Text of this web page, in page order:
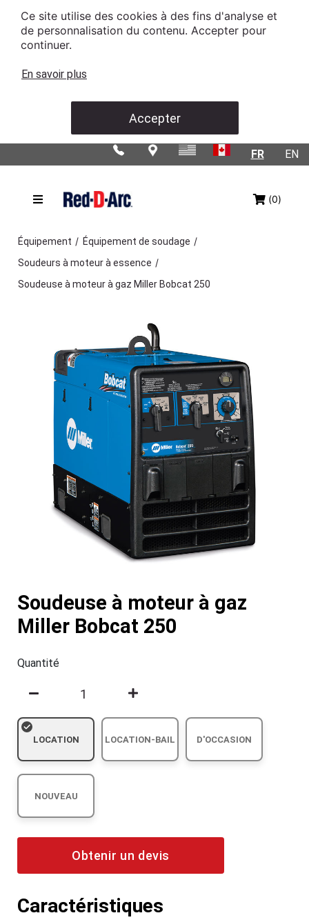
Ce site utilise des cookies à des fins d'analyse et
de personnalisation du contenu. Accepter pour
continuer.
En savoir plus
Accepter
EN
FR
(0)
Équipement / Équipement de soudage /
Soudeurs à moteur à essence /
Soudeuse à moteur à gaz Miller Bobcat 250
Soudeuse à moteur à gaz
Miller Bobcat 250
Quantité
LOCATION LOCATION-BAIL D'OCCASION
NOUVEAU
Obtenir un devis
Caractéristiques